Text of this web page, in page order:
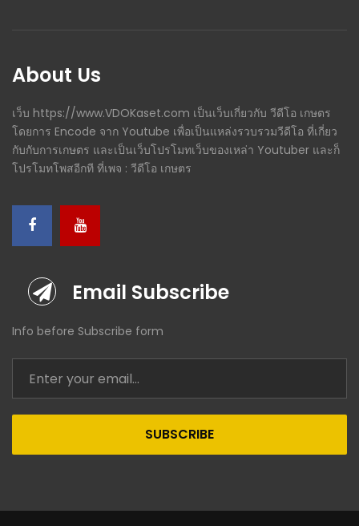
About Us
เว็บ https://www.VDOKaset.com เป็นเว็บเกี่ยวกับ วีดีโอ เกษตร
โดยการ Encode จาก Youtube เพื่อเป็นแหล่งรวบรวมวีดีโอ ที่เกี่ยว
กับกับการเกษตร และเป็นเว็บโปรโมทเว็บของเหล่า Youtuber และก็
โปรโมทโพสอีกที ที่เพจ : วีดีโอ เกษตร
Email Subscribe
Info before Subscribe form
SUBSCRIBE